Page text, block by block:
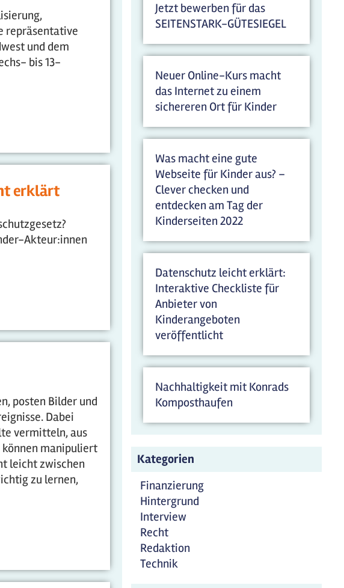
repräsentative
und dem
bis 13-
erklärt
Akteur:innen
posten Bilder und
Dabei
vermitteln, aus
können manipuliert
leicht zwischen
zu lernen,
Jetzt bewerben für das
SEITENSTARK-GÜTESIEGEL
Neuer Online-Kurs macht
das Internet zu einem
sichereren Ort für Kinder
Was macht eine gute
Webseite für Kinder aus? –
Clever checken und
entdecken am Tag der
Kinderseiten 2022
Datenschutz leicht erklärt:
Interaktive Checkliste für
Anbieter von
Kinderangeboten
veröffentlicht
Nachhaltigkeit mit Konrads
Komposthaufen
Kategorien
Finanzierung
Hintergrund
Interview
Recht
Redaktion
Technik